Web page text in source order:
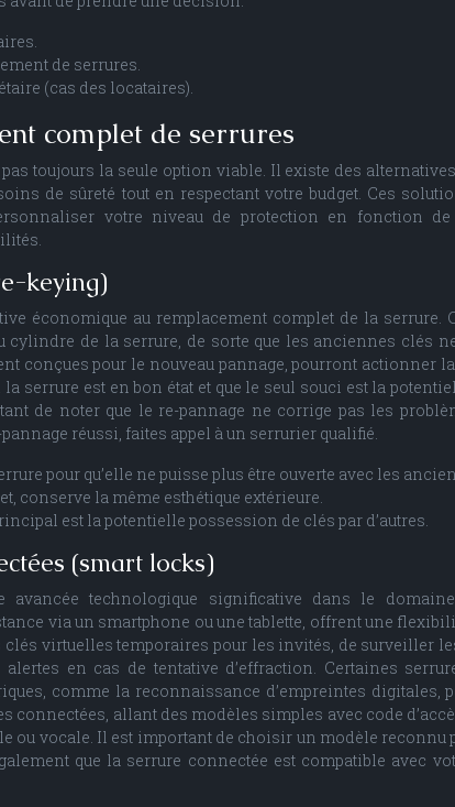
de serrures.
(cas des locataires).
complet de serrures
toujours la seule option viable. Il existe des
de sûreté tout en respectant votre budget. Ces
votre niveau de protection en fonction
keying)
économique au remplacement complet de la serrure.
de la serrure, de sorte que les anciennes clés
conçues pour le nouveau pannage, pourront actionner
serrure est en bon état et que le seul souci est la
de noter que le re-pannage ne corrige pas les
réussi, faites appel à un serrurier qualifié.
pour qu’elle ne puisse plus être ouverte avec les
conserve la même esthétique extérieure.
est la potentielle possession de clés par d’autres.
(smart locks)
avancée technologique significative dans le
via un smartphone ou une tablette, offrent une
clés virtuelles temporaires pour les invités, de surveiller
en cas de tentative d’effraction. Certaines
comme la reconnaissance d’empreintes digitales,
connectées, allant des modèles simples avec code
ou vocale. Il est important de choisir un modèle reconnu
que la serrure connectée est compatible avec